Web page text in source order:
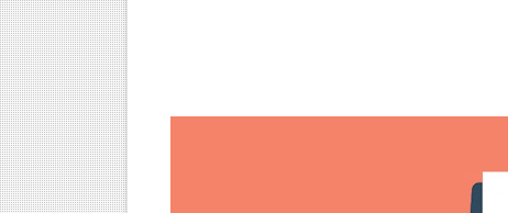
Cara Install Elementary OS